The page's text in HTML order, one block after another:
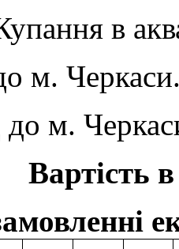
в
м.
до м.
Вартість